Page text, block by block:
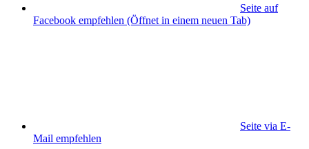
Seite auf
Facebook empfehlen (Öffnet in einem neuen Tab)
Seite via E-
Mail empfehlen